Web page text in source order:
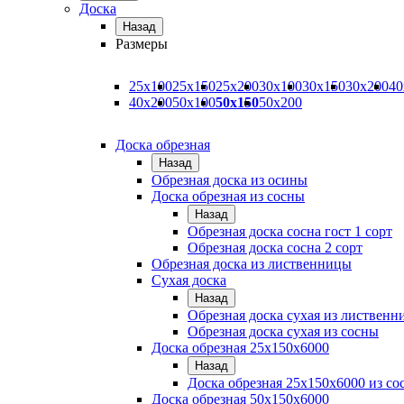
Доска
Назад
Размеры
25х10025х15025х20030х10030х15030х200
40х20050х10050х15050х200
Доска обрезная
Назад
Обрезная доска из осины
Доска обрезная из сосны
Назад
Обрезная доска сосна гост 1 сорт
Обрезная доска сосна 2 сорт
Обрезная доска из лиственницы
Сухая доска
Назад
Обрезная доска сухая из
Обрезная доска сухая из сосны
Доска обрезная 25х150х6000
Назад
Доска обрезная 25x150x6000 из
Доска обрезная 50х150х6000